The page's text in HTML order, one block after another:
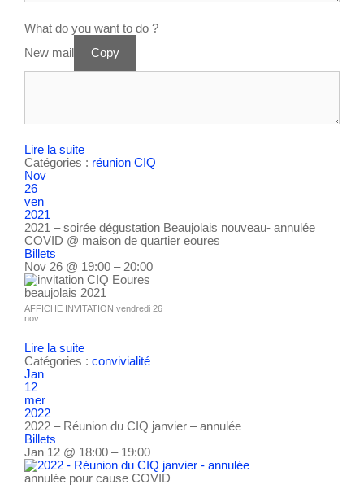
What do you want to do ?
New mail
Copy
Lire la suite
Catégories : réunion CIQ
Nov
26
ven
2021
2021 – soirée dégustation Beaujolais nouveau- annulée
COVID @ maison de quartier eoures
Billets
Nov 26 @ 19:00 – 20:00
AFFICHE INVITATION vendredi 26
nov
Lire la suite
Catégories : convivialité
Jan
12
mer
2022
2022 – Réunion du CIQ janvier – annulée
Billets
Jan 12 @ 18:00 – 19:00
annulée pour cause COVID